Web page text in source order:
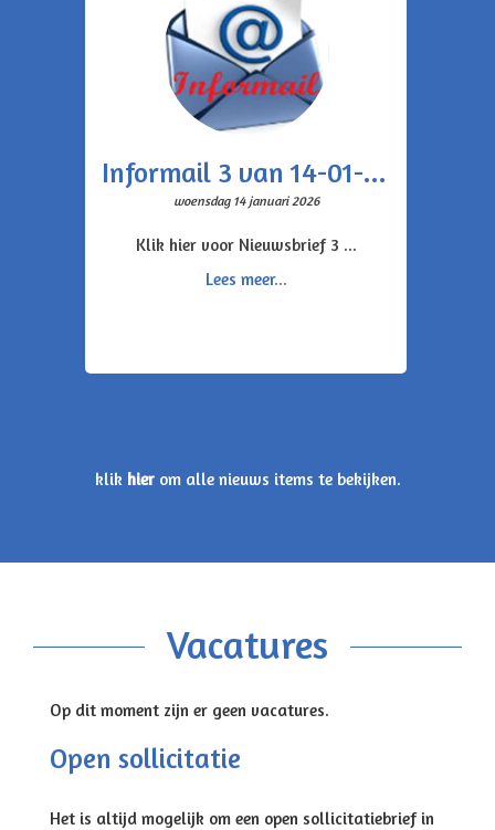
Informail 3 van 14-01-2026
woensdag 14 januari 2026
Klik hier voor Nieuwsbrief 3 ...
Lees meer...
klik hierom alle nieuws items te bekijken.
Vacatures
Op dit moment zijn er geen vacatures.
Open sollicitatie
Het is altijd mogelijk om een open sollicitatiebrief in